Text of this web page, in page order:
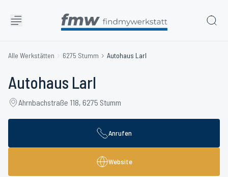
Alle Werkstätten 6275 Stumm Autohaus Larl
Autohaus Larl
Ahrnbachstraße 118, 6275 Stumm
Anrufen
Website